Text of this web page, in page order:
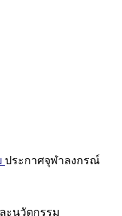
ประกาศจุฬาลงกรณ์
ะนวัตกรรม